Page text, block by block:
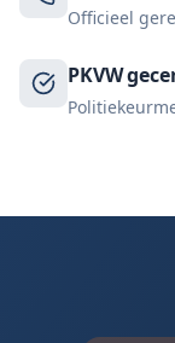
Officieel
PKVW